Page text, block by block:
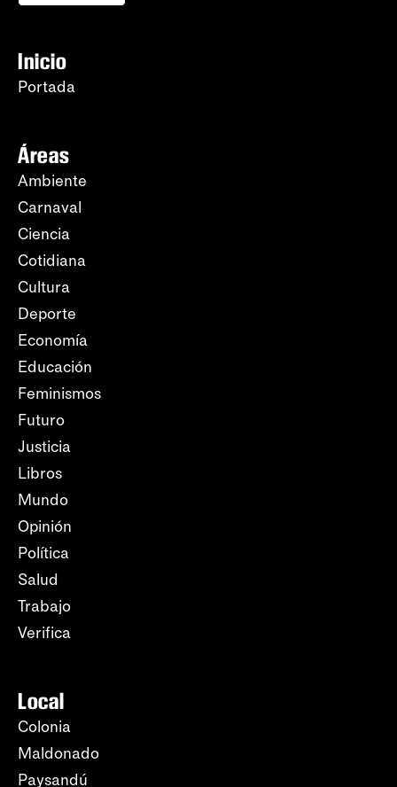
Inicio
Portada
Áreas
Ambiente
Carnaval
Ciencia
Cotidiana
Cultura
Deporte
Economía
Educación
Feminismos
Futuro
Justicia
Libros
Mundo
Opinión
Política
Salud
Trabajo
Verifica
Local
Colonia
Maldonado
Paysandú